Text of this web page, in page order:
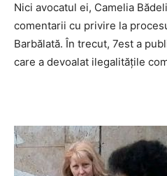
Nici avocatul ei, Camelia
comentarii cu privire la
Barbălată. În trecut, 7est a
care a devoalat ilegalităţile